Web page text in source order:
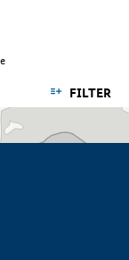
FILTER